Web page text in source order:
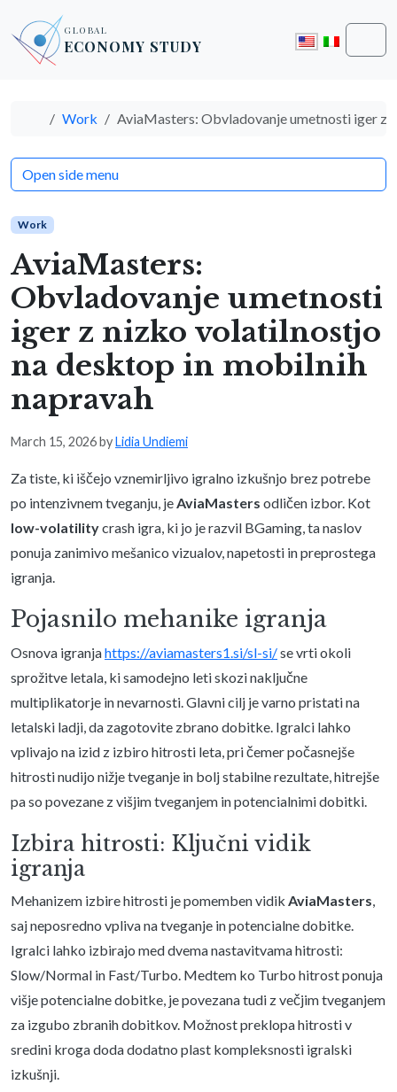
GLOBAL
ECONOMY STUDY
Home
Work AviaMasters: Obvladovanje umetnosti iger z
Work
AviaMasters:
Obvladovanje umetnosti
iger z nizko volatilnostjo
na desktop in mobilnih
napravah
March 15, 2026byLidia Undiemi
Za tiste, ki iščejo vznemirljivo igralno izkušnjo brez potrebe
po intenzivnem tveganju, jeAviaMasters odličen izbor. Kot
low-volatilitycrash igra, ki jo je razvil BGaming, ta naslov
ponuja zanimivo mešanico vizualov, napetosti in preprostega
igranja.
Pojasnilo mehanike igranja
Osnova igranjahttps://aviamasters1.si/sl-si/se vrti okoli
sprožitve letala, ki samodejno leti skozi naključne
multiplikatorje in nevarnosti. Glavni cilj je varno pristati na
letalski ladji, da zagotovite zbrano dobitke. Igralci lahko
vplivajo na izid z izbiro hitrosti leta, pri čemer počasnejše
hitrosti nudijo nižje tveganje in bolj stabilne rezultate, hitrejše
pa so povezane z višjim tveganjem in potencialnimi dobitki.
Izbira hitrosti: Ključni vidik
igranja
Mehanizem izbire hitrosti je pomemben vidik AviaMasters
saj neposredno vpliva na tveganje in potencialne dobitke.
Igralci lahko izbirajo med dvema nastavitvama hitrosti:
Slow/Normal in Fast/Turbo. Medtem ko Turbo hitrost ponuja
višje potencialne dobitke, je povezana tudi z večjim tveganjem
za izgubo zbranih dobitkov. Možnost preklopa hitrosti v
sredini kroga doda dodatno plast kompleksnosti igralski
izkušnji.
Open side menu